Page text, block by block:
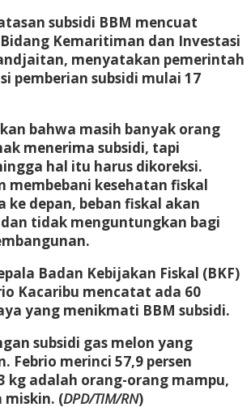
subsidi BBM mencuat
Kemaritiman dan Investasi
menyatakan pemerintah
pemberian subsidi mulai 17
bahwa masih banyak orang
menerima subsidi, tapi
hal itu harus dikoreksi.
membebani kesehatan fiskal
ke depan, beban fiskal akan
tidak menguntungkan bagi
Badan Kebijakan Fiskal (BKF)
Kacaribu mencatat ada 60
yang menikmati BBM subsidi.
subsidi gas melon yang
Febrio merinci 57,9 persen
kg adalah orang-orang mampu,
miskin. (DPD/TIM/RN)